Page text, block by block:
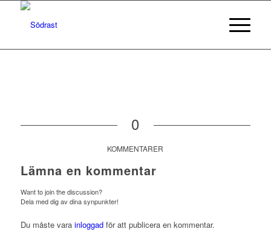
0
KOMMENTARER
Lämna en kommentar
Want to join the discussion?
Dela med dig av dina synpunkter!
Du måste vara inloggadför att publicera en kommentar.